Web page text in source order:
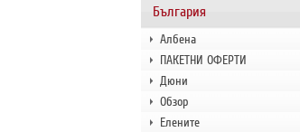
България
Албена
ПАКЕТНИ ОФЕРТИ
Дюни
Обзор
Елените